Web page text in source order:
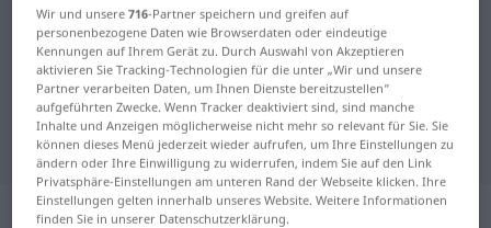
Tschechisch-Deutsch Wörterbuch cvakot
Tschechisch-Deutsch Übersetzung
für "cvakot"
"cvakot" Deutsch Übersetzung
„cvakot“: maskulin
Wir und unsere716-Partner speichern und greifen auf
personenbezogene Daten wie Browserdaten oder eindeutige
Kennungen auf Ihrem Gerät zu. Durch Auswahl von Akzeptieren
aktivieren Sie Tracking-Technologien für die unter „Wir und unsere
Partner verarbeiten Daten, um Ihnen Dienste bereitzustellen“
aufgeführten Zwecke. Wenn Tracker deaktiviert sind, sind manche
Inhalte und Anzeigen möglicherweise nicht mehr so relevant für Sie. Sie
können dieses Menü jederzeit wieder aufrufen, um Ihre Einstellungen zu
ändern oder Ihre Einwilligung zu widerrufen, indem Sie auf den Link
Privatsphäre-Einstellungen am unteren Rand der Webseite klicken. Ihre
Einstellungen gelten innerhalb unseres Website. Weitere Informationen
finden Sie in unserer Datenschutzerklärung.